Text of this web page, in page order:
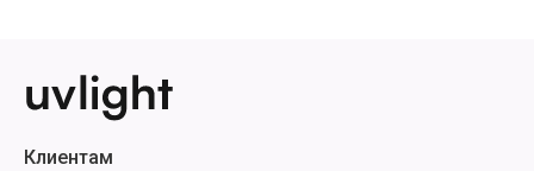
Клиентам